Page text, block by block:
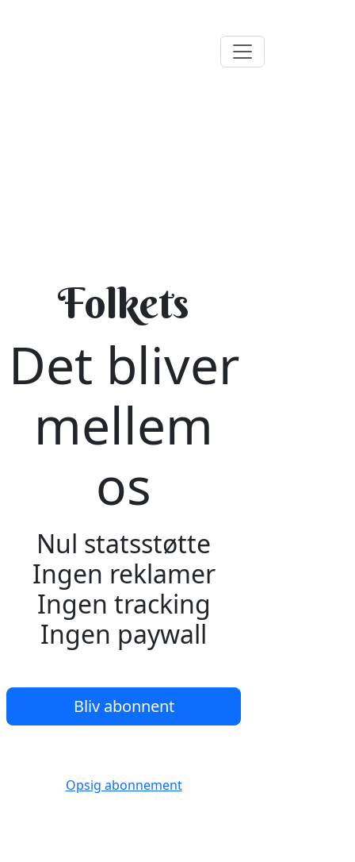
Folkets
Det bliver
mellem
os
Nul statsstøtte
Ingen reklamer
Ingen tracking
Ingen paywall
Bliv abonnent
Opsig abonnement